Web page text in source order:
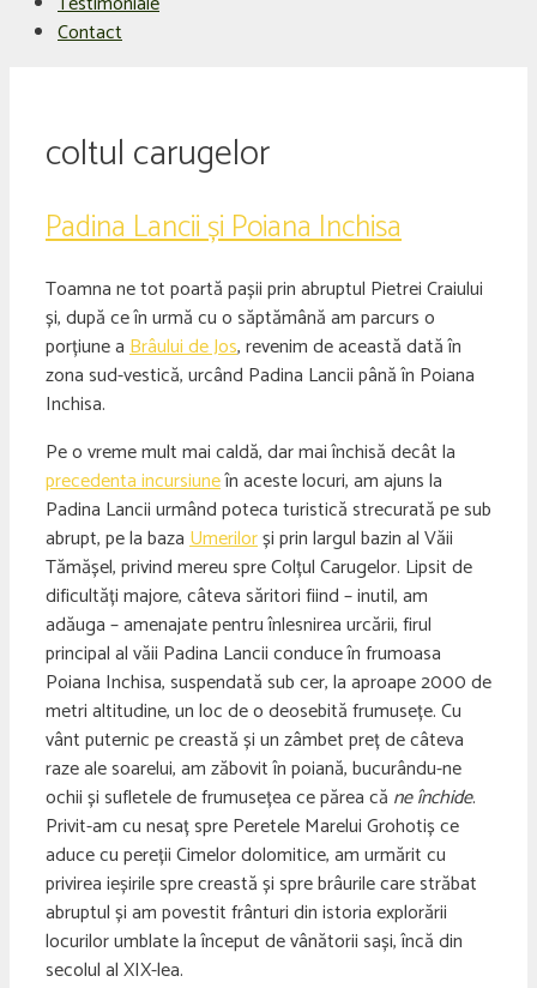
Contact
coltul carugelor
Padina Lancii și Poiana Inchisa
Toamna ne tot poartă pașii prin abruptul Pietrei Craiului
și, după ce în urmă cu o săptămână am parcurs o
porțiune aBrâului de Jos, revenim de această dată în
zona sud-vestică, urcând Padina Lancii până în Poiana
Inchisa.
Pe o vreme mult mai caldă, dar mai închisă decât la
precedenta incursiuneîn aceste locuri, am ajuns la
Padina Lancii urmând poteca turistică strecurată pe sub
abrupt, pe la bazaUmerilorși prin largul bazin al Văii
Tămășel, privind mereu spre Colțul Carugelor. Lipsit de
dificultăți majore, câteva săritori fiind – inutil, am
adăuga – amenajate pentru înlesnirea urcării, firul
principal al văii Padina Lancii conduce în frumoasa
Poiana Inchisa, suspendată sub cer, la aproape 2000 de
metri altitudine, un loc de o deosebită frumusețe. Cu
vânt puternic pe creastă și un zâmbet preț de câteva
raze ale soarelui, am zăbovit în poiană, bucurându-ne
ochii și sufletele de frumusețea ce părea că ne închide.
Privit-am cu nesaț spre Peretele Marelui Grohotiș ce
aduce cu pereții Cimelor dolomitice, am urmărit cu
privirea ieșirile spre creastă și spre brâurile care străbat
abruptul și am povestit frânturi din istoria explorării
locurilor umblate la început de vânătorii sași, încă din
secolul al XIX-lea.